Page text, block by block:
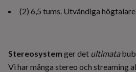
(2) 6,5 tums. Utvändiga högtalare
Stereosystem ger det ultimata
Vi har många stereo och streaming